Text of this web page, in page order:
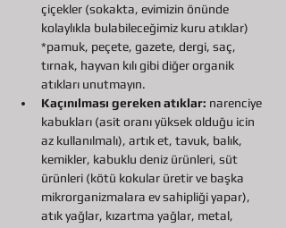
çiçekler (sokakta, evimizin önünde
kolaylıkla bulabileceğimiz kuru atıklar)
*pamuk, peçete, gazete, dergi, saç,
tırnak, hayvan kılı gibi diğer organik
atıkları unutmayın.
Kaçınılması gereken atıklar: narenciye
kabukları (asit oranı yüksek olduğu icin
az kullanılmalı), artık et, tavuk, balık,
kemikler, kabuklu deniz ürünleri, süt
ürünleri (kötü kokular üretir ve başka
mikrorganizmalara ev sahipliği yapar),
atık yağlar, kızartma yağlar, metal,